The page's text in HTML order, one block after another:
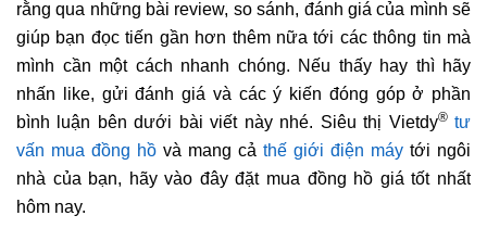
rằng qua những bài review, so sánh, đánh giá của mình sẽ
giúp bạn đọc tiến gần hơn thêm nữa tới các thông tin mà
mình cần một cách nhanh chóng. Nếu thấy hay thì hãy
nhấn like, gửi đánh giá và các ý kiến đóng góp ở phần
bình luận bên dưới bài viết này nhé. Siêu thị Vietdy® tư
vấn mua đồng hồ và mang cả thế giới điện máy tới ngôi
nhà của bạn, hãy vào đây đặt mua đồng hồ giá tốt nhất
hôm nay.